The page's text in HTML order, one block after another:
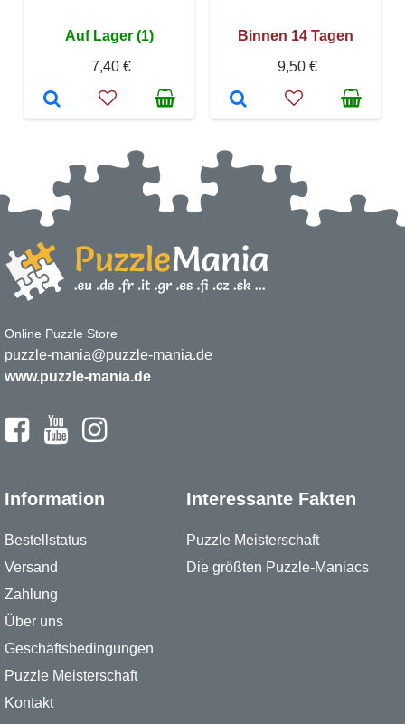
Auf Lager (1)
7,40 €
Binnen 14 Tagen
9,50 €
Online Puzzle Store
puzzle-mania@puzzle-mania.de
www.puzzle-mania.de
Information
Bestellstatus
Versand
Zahlung
Über uns
Geschäftsbedingungen
Puzzle Meisterschaft
Kontakt
Interessante Fakten
Puzzle Meisterschaft
Die größten Puzzle-Maniacs